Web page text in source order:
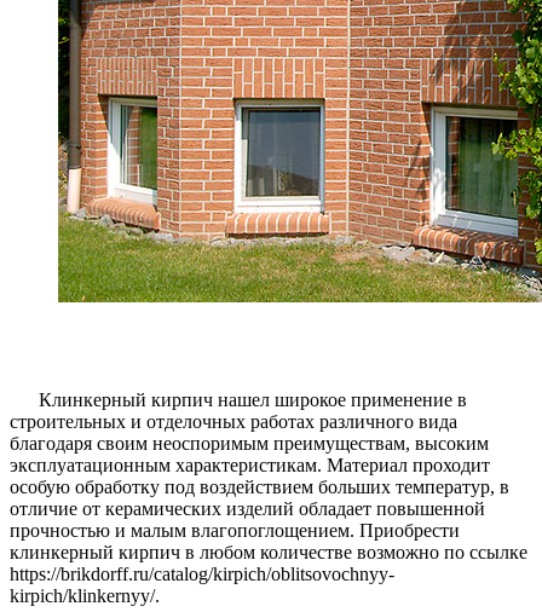
Клинкерный кирпич нашел широкое применение в
строительных и отделочных работах различного вида
благодаря своим неоспоримым преимуществам, высоким
эксплуатационным характеристикам. Материал проходит
особую обработку под воздействием больших температур, в
отличие от керамических изделий обладает повышенной
прочностью и малым влагопоглощением. Приобрести
клинкерный кирпич в любом количестве возможно по ссылке
https://brikdorff.ru/catalog/kirpich/oblitsovochnyy-
kirpich/klinkernyy/.